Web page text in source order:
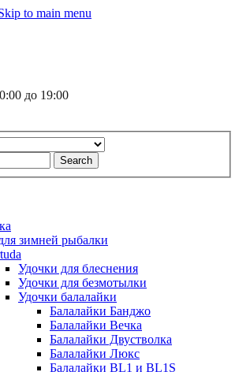
to main menu
до 19:00
Search
зимней рыбалки
Удочки для блеснения
Удочки для безмотылки
Удочки балалайки
Балалайки Банджо
Балалайки Вечка
Балалайки Двустволка
Балалайки Люкс
Балалайки BL1 и BL1S